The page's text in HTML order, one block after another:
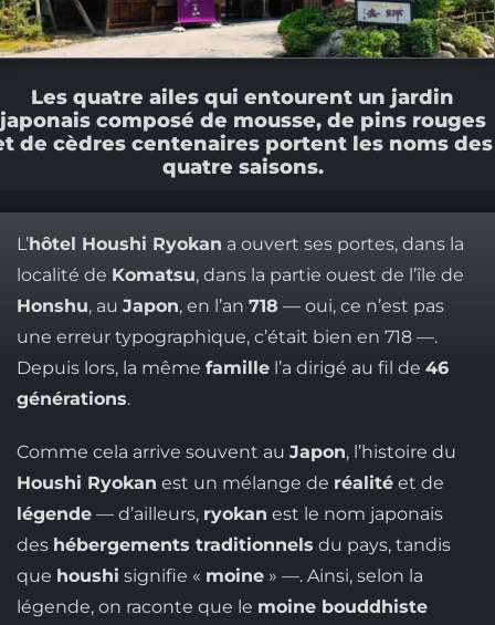
Les quatre ailes qui entourent un jardin
japonais composé de mousse, de pins rouges
de cèdres centenaires portent les noms des
quatre saisons.
L’hôtel Houshi Ryokan a ouvert ses portes, dans la
localité de Komatsu, dans la partie ouest de l’île de
Honshu, au Japon, en l’an 718 — oui, ce n’est pas
une erreur typographique, c’était bien en 718 —.
Depuis lors, la même famillel’a dirigé au fil de 46
générations.
Comme cela arrive souvent au Japon, l’histoire du
Houshi Ryokan est un mélange de réalitéet de
légende— d’ailleurs, ryokan est le nom japonais
des hébergements traditionnels du pays, tandis
que houshi signifie « moine» —. Ainsi, selon la
légende, on raconte que le moine bouddhiste